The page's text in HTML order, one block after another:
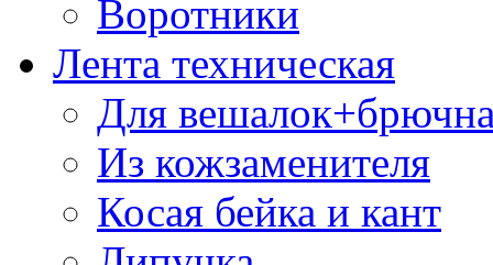
Воротники
Лента техническая
Для
Из кожзаменителя
Косая бейка и кант